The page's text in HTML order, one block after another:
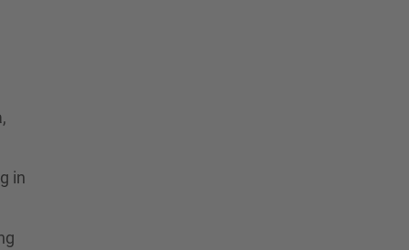
in